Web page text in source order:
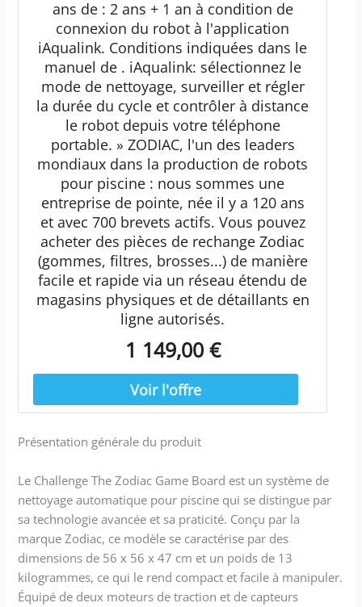
ans de : 2 ans + 1 an à condition de
connexion du robot à l'application
iAqualink. Conditions indiquées dans le
manuel de . iAqualink: sélectionnez le
mode de nettoyage, surveiller et régler
la durée du cycle et contrôler à distance
le robot depuis votre téléphone
portable. » ZODIAC, l'un des leaders
mondiaux dans la production de robots
pour piscine : nous sommes une
entreprise de pointe, née il y a 120 ans
et avec 700 brevets actifs. Vous pouvez
acheter des pièces de rechange Zodiac
(gommes, filtres, brosses...) de manière
facile et rapide via un réseau étendu de
magasins physiques et de détaillants en
ligne autorisés.
1 149,00 €
Présentation générale du produit
Le Challenge The Zodiac Game Board est un système de
nettoyage automatique pour piscine qui se distingue par
sa technologie avancée et sa praticité. Conçu par la
marque Zodiac, ce modèle se caractérise par des
dimensions de 56 x 56 x 47 cm et un poids de 13
kilogrammes, ce qui le rend compact et facile à manipuler.
Équipé de deux moteurs de traction et de capteurs